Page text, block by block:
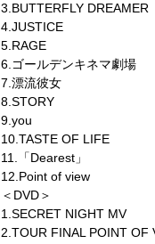
3.BUTTERFLY DREAMER
4.JUSTICE
5.RAGE
6.ゴールデンキネマ劇場
7.漂流彼女
8.STORY
9.you
10.TASTE OF LIFE
11.「Dearest」
12.Point of view
＜DVD＞
1.SECRET NIGHT MV
2.TOUR FINAL POINT OF